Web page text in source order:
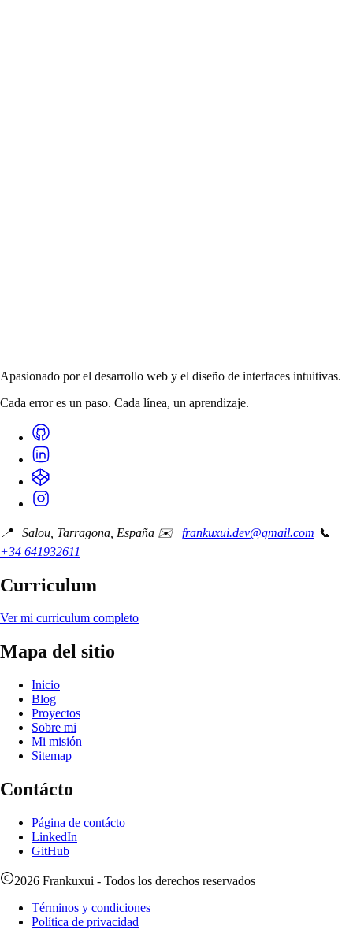
Apasionado por el desarrollo web y el diseño de interfaces intuitivas.
Cada error es un paso. Cada línea, un aprendizaje.
📍 Salou, Tarragona, España ✉️ frankuxui.dev@gmail.com 📞
+34 641932611
Curriculum
Ver mi curriculum completo
Mapa del sitio
Inicio
Blog
Proyectos
Sobre mi
Mi misión
Sitemap
Contácto
Página de contácto
LinkedIn
GitHub
2026 Frankuxui - Todos los derechos reservados
Términos y condiciones
Política de privacidad